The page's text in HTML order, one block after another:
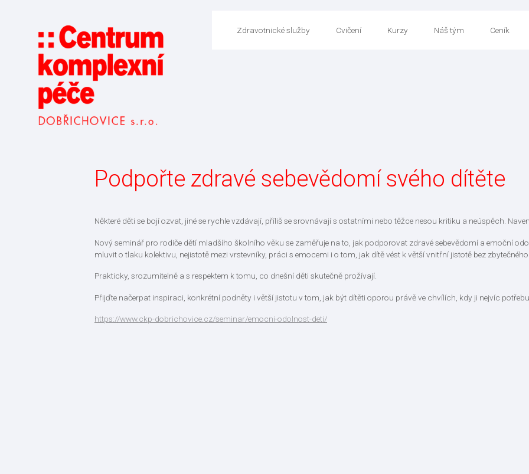
Zdravotnické služby Cvičení Kurzy Náš tým Ceník
Podpořte zdravé sebevědomí svého dítěte
Některé děti se bojí ozvat, jiné se rychle vzdávají, příliš se srovnávají s ostatními nebo těžce nesou kritiku a neúspěch.
Nový seminář pro rodiče dětí mladšího školního věku se zaměřuje na to, jak podporovat zdravé sebevědomí a emoční
mluvit o tlaku kolektivu, nejistotě mezi vrstevníky, práci s emocemi i o tom, jak dítě vést k větší vnitřní jistotě bez
Prakticky, srozumitelně a s respektem k tomu, co dnešní děti skutečně prožívají.
Přijďte načerpat inspiraci, konkrétní podněty i větší jistotu v tom, jak být dítěti oporou právě ve chvílích, kdy ji nejvíc
https://www.ckp-dobrichovice.cz/seminar/emocni-odolnost-deti/